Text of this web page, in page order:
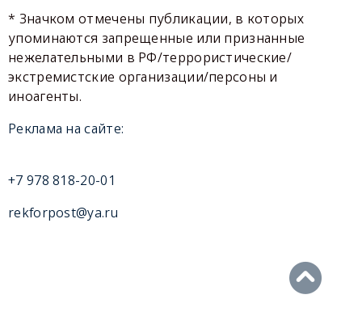
* Значком отмечены публикации, в которых
упоминаются запрещенные или признанные
нежелательными в РФ/террористические/
экстремистские организации/персоны и
иноагенты.
Реклама на сайте:
+7 978 818-20-01
rekforpost@ya.ru